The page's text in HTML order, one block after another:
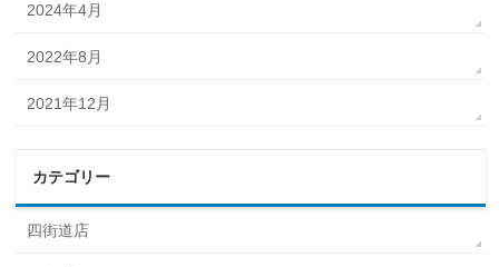
2024年4月
2022年8月
2021年12月
カテゴリー
四街道店